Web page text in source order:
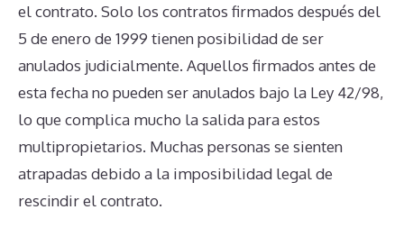
el contrato. Solo los contratos firmados después del
5 de enero de 1999 tienen posibilidad de ser
anulados judicialmente. Aquellos firmados antes de
esta fecha no pueden ser anulados bajo la Ley 42/98,
lo que complica mucho la salida para estos
multipropietarios. Muchas personas se sienten
atrapadas debido a la imposibilidad legal de
rescindir el contrato.